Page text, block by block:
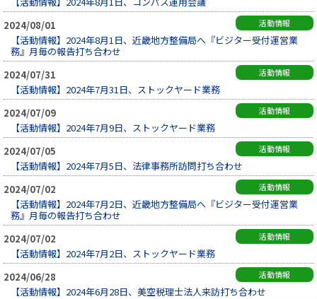
2024/08/01
活動情報
【活動情報】2024年8月1日、近畿地方整備局へ『ビジター受付運営業
務』月毎の報告打ち合わせ
2024/07/31
活動情報
【活動情報】2024年7月31日、ストックヤード業務
2024/07/09
活動情報
【活動情報】2024年7月9日、ストックヤード業務
2024/07/05
活動情報
【活動情報】2024年7月5日、法律事務所訪問打ち合わせ
2024/07/02
活動情報
【活動情報】2024年7月2日、近畿地方整備局へ『ビジター受付運営業
務』月毎の報告打ち合わせ
2024/07/02
活動情報
【活動情報】2024年7月2日、ストックヤード業務
2024/06/28
活動情報
【活動情報】2024年6月28日、美空税理士法人来訪打ち合わせ